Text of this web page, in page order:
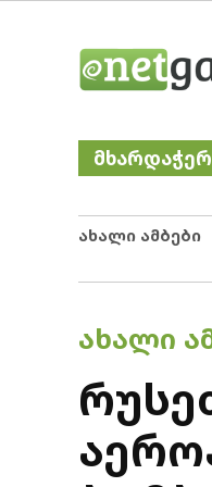
ახალი ამბები
POSTED
ᲐᲮᲐᲚᲘ